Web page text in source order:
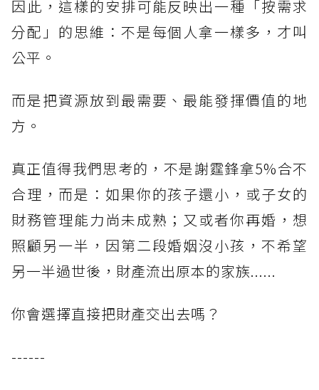
因此，這樣的安排可能反映出一種「按需求
分配」的思維：不是每個人拿一樣多，才叫
公平。
而是把資源放到最需要、最能發揮價值的地
方。
真正值得我們思考的，不是謝霆鋒拿5%合不
合理，而是：如果你的孩子還小，或子女的
財務管理能力尚未成熟；又或者你再婚，想
照顧另一半，因第二段婚姻沒小孩，不希望
另一半過世後，財產流出原本的家族......
你會選擇直接把財產交出去嗎？
------